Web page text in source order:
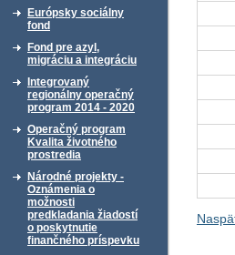
Európsky sociálny
fond
Fond pre azyl,
migráciu a integráciu
Integrovaný
regionálny operačný
program 2014 - 2020
Operačný program
Kvalita životného
prostredia
Národné projekty -
Oznámenia o
možnosti
predkladania žiadostí
o poskytnutie
finančného príspevku